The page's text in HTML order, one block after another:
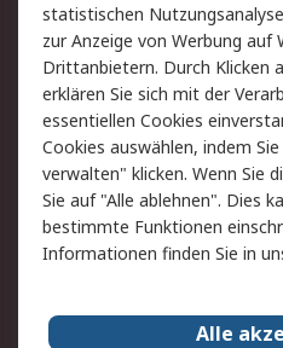
Hilfe
Rechtliches
AGB
Cookie-Richtlinie
Copyright/Impressum
statistischen
zur Anzeige von Werbung auf
Drittanbietern. Durch Klicken
erklären Sie sich mit der
essentiellen Cookies
Cookies auswählen, indem
verwalten" klicken. Wenn Sie
Sie auf "Alle ablehnen". Dies
bestimmte Funktionen
Informationen finden Sie in
Alle